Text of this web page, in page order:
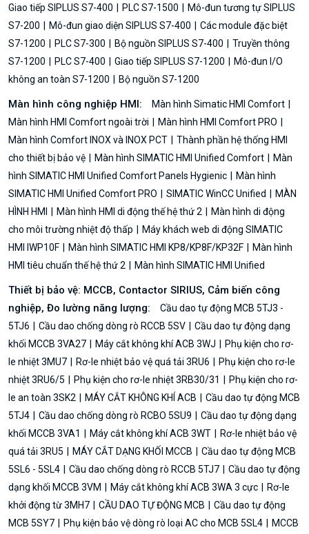
Giao tiếp SIPLUS S7-400
PLC S7-1500
Mô-đun tương tự SIPLUS
S7-200
Mô-đun giao diện SIPLUS S7-400
Các module đặc biệt
S7-1200
PLC S7-300 Bộ nguồn SIPLUS S7-400
Truyền thông
S7-1200
PLC S7-400 Giao tiếp SIPLUS S7-1200
Mô-đun I/O
không an toàn S7-1200
Bộ nguồn S7-1200
Màn hình công nghiệp HMI:
Màn hình Simatic HMI Comfort
Màn hình HMI Comfort ngoài trời
Màn hình HMI Comfort PRO
Màn hình Comfort INOX và INOX PCT
Thành phần hệ thống HMI
cho thiết bị bảo vệ
Màn hình SIMATIC HMI Unified Comfort
Màn
hình SIMATIC HMI Unified Comfort Panels Hygienic
Màn hình
SIMATIC HMI Unified Comfort PRO
SIMATIC WinCC Unified
MÀN
HÌNH HMI
Màn hình HMI di động thế hệ thứ 2
Màn hình di động
cho môi trường nhiệt độ thấp
Máy khách web di động SIMATIC
HMI IWP10F
Màn hình SIMATIC HMI KP8/KP8F/KP32F
Màn hình
HMI tiêu chuẩn thế hệ thứ 2
Màn hình SIMATIC HMI Unified
Thiết bị bảo vệ: MCCB, Contactor SIRIUS, Cảm biến công
nghiệp, Đo lường năng lượng:
Cầu dao tự động MCB 5TJ3 -
5TJ6
Cầu dao chống dòng rò RCCB 5SV
Cầu dao tự động dạng
khối MCCB 3VA27
Máy cắt không khí ACB 3WJ
Phụ kiện cho rơ-
le nhiệt 3MU7
Rơ-le nhiệt bảo vệ quá tải 3RU6
Phụ kiện cho rơ-le
nhiệt 3RU6/5
Phụ kiện cho rơ-le nhiệt 3RB30/31
Phụ kiện cho rơ-
le an toàn 3SK2
MÁY CẮT KHÔNG KHÍ ACB
Cầu dao tự động MCB
5TJ4
Cầu dao chống dòng rò RCBO 5SU9
Cầu dao tự động dạng
khối MCCB 3VA1
Máy cắt không khí ACB 3WT
Rơ-le nhiệt bảo vệ
quá tải 3RU5
MÁY CẮT DẠNG KHỐI MCCB
Cầu dao tự động MCB
5SL6 - 5SL4
Cầu dao chống dòng rò RCCB 5TJ7
Cầu dao tự động
dạng khối MCCB 3VM
Máy cắt không khí ACB 3WA 3 cực
Rơ-le
khởi động từ 3MH7
CẦU DAO TỰ ĐỘNG MCB
Cầu dao tự động
MCB 5SY7
Phụ kiện bảo vệ dòng rò loại AC cho MCB 5SL4
MCCB